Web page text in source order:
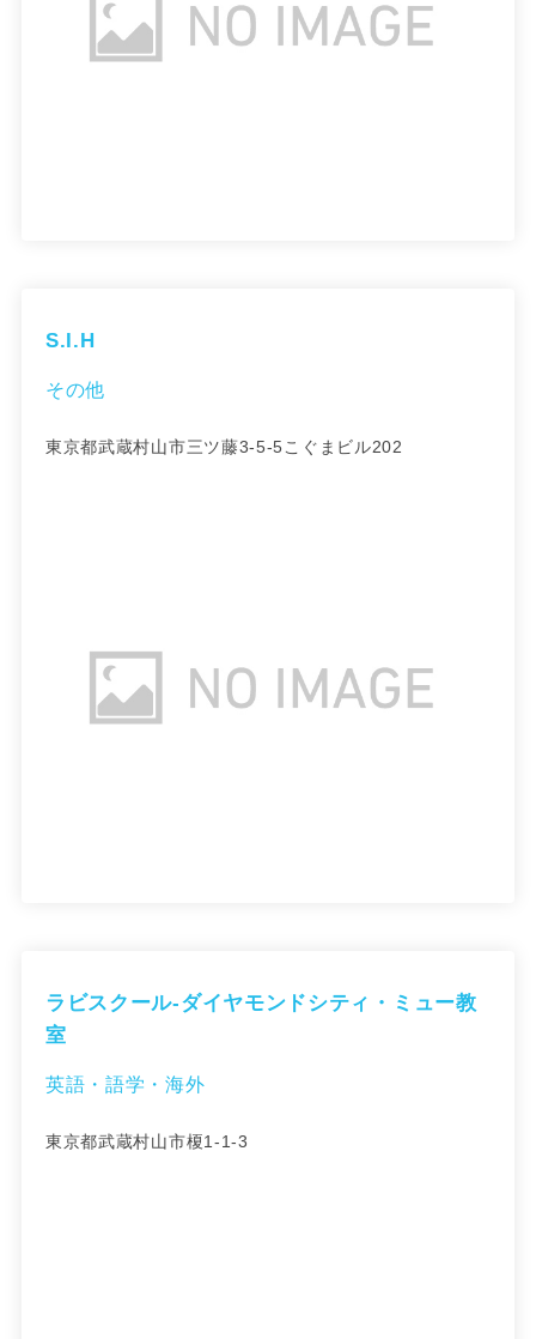
S.I.H
その他
東京都武蔵村山市三ツ藤3-5-5こぐまビル202
ラビスクール-ダイヤモンドシティ・ミュー教
室
英語・語学・海外
東京都武蔵村山市榎1-1-3